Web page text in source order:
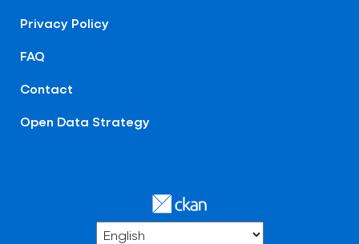
Privacy Policy
FAQ
Contact
Open Data Strategy